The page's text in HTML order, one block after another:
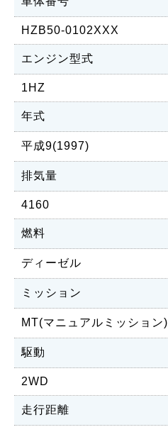
HZB50-0102XXX
エンジン型式
1HZ
年式
平成9(1997)
排気量
4160
燃料
ディーゼル
ミッション
MT(マニュアルミッション)
駆動
2WD
走行距離